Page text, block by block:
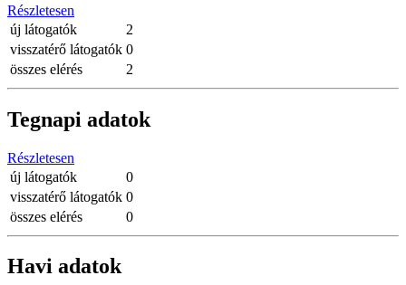
Részletesen
új látogatók
2
visszatérő látogatók 0
összes elérés
2
Tegnapi adatok
Részletesen
új látogatók
0
visszatérő látogatók 0
összes elérés
0
Havi adatok